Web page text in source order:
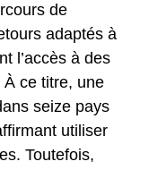
de
adaptés à
l’accès à des
ce titre, une
seize pays
utiliser
Toutefois,